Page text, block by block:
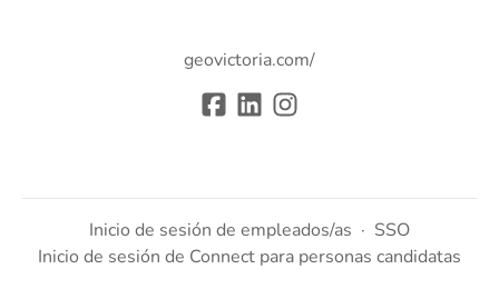
geovictoria.com/
Inicio de sesión de empleados/as · SSO
Inicio de sesión de Connect para personas candidatas